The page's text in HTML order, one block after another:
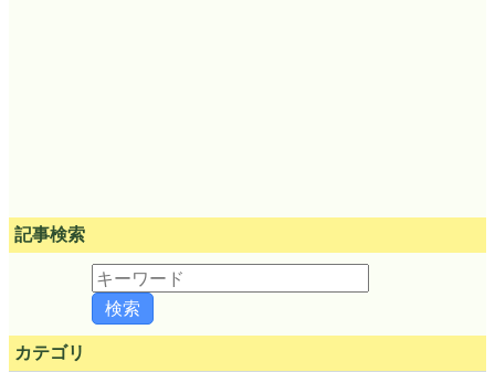
記事検索
カテゴリ